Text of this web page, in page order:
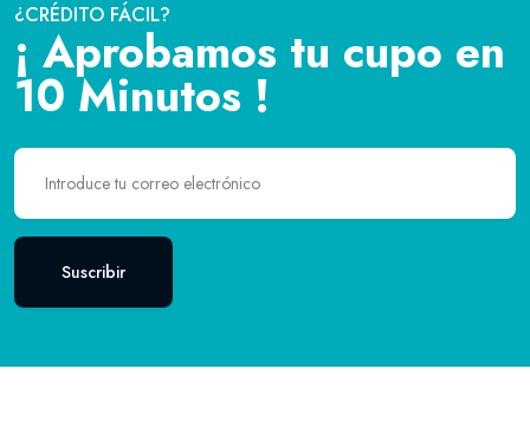
¿CRÉDITO FÁCIL?
¡ Aprobamos tu cupo en
10 Minutos !
Suscribir